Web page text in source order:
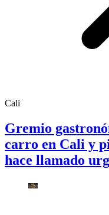
Cali
Gremio
carro en Cali y
hace llamado